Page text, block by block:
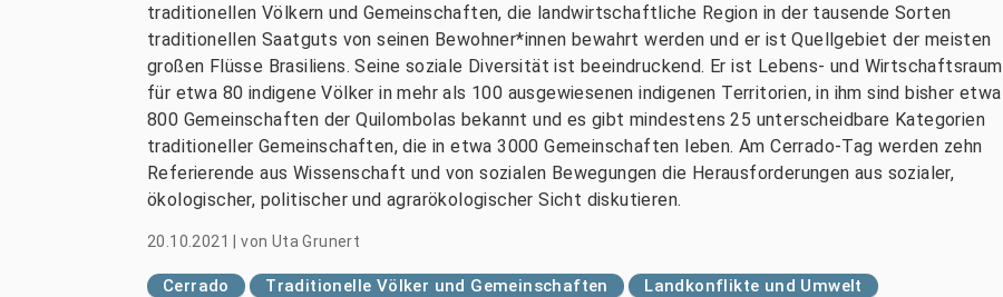
traditionellen Völkern und Gemeinschaften, die landwirtschaftliche Region in der tausende Sorten
traditionellen Saatguts von seinen Bewohner*innen bewahrt werden und er ist Quellgebiet der meisten
großen Flüsse Brasiliens. Seine soziale Diversität ist beeindruckend. Er ist Lebens- und Wirtschaftsraum
für etwa 80 indigene Völker in mehr als 100 ausgewiesenen indigenen Territorien, in ihm sind bisher etwa
800 Gemeinschaften der Quilombolas bekannt und es gibt mindestens 25 unterscheidbare Kategorien
traditioneller Gemeinschaften, die in etwa 3000 Gemeinschaften leben. Am Cerrado-Tag werden zehn
Referierende aus Wissenschaft und von sozialen Bewegungen die Herausforderungen aus sozialer,
ökologischer, politischer und agrarökologischer Sicht diskutieren.
20.10.2021 |von Uta Grunert
Cerrado Traditionelle Völker und Gemeinschaften Landkonflikte und Umwelt